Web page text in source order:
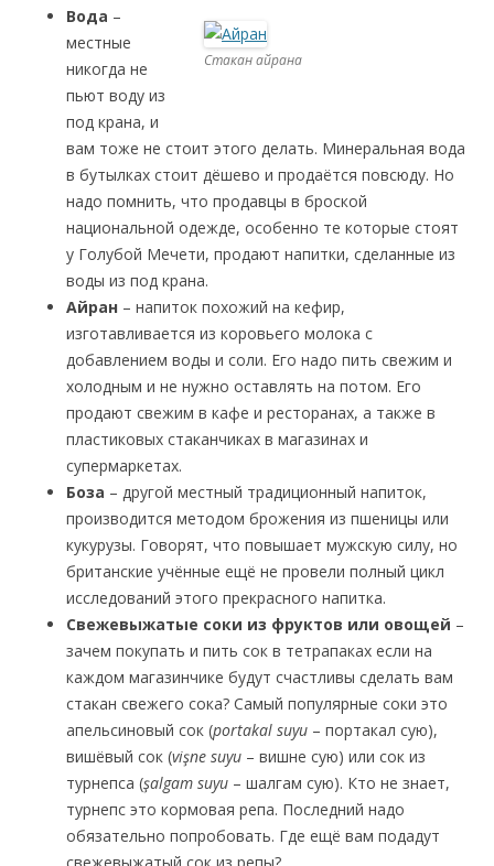
Стакан айрана
Вода –
местные
никогда не
пьют воду из
под крана, и
вам тоже не стоит этого делать. Минеральная вода
в бутылках стоит дёшево и продаётся повсюду. Но
надо помнить, что продавцы в броской
национальной одежде, особенно те которые стоят
у Голубой Мечети, продают напитки, сделанные из
воды из под крана.
Айран – напиток похожий на кефир,
изготавливается из коровьего молока с
добавлением воды и соли. Его надо пить свежим и
холодным и не нужно оставлять на потом. Его
продают свежим в кафе и ресторанах, а также в
пластиковых стаканчиках в магазинах и
супермаркетах.
Боза – другой местный традиционный напиток,
производится методом брожения из пшеницы или
кукурузы. Говорят, что повышает мужскую силу, но
британские учённые ещё не провели полный цикл
исследований этого прекрасного напитка.
Свежевыжатые соки из фруктов или овощей –
зачем покупать и пить сок в тетрапаках если на
каждом магазинчике будут счастливы сделать вам
стакан свежего сока? Самый популярные соки это
апельсиновый сок (portakal suyu – портакал сую),
вишёвый сок (vişne suyu – вишне сую) или сок из
турнепса (şalgam suyu – шалгам сую). Кто не знает,
турнепс это кормовая репа. Последний надо
обязательно попробовать. Где ещё вам подадут